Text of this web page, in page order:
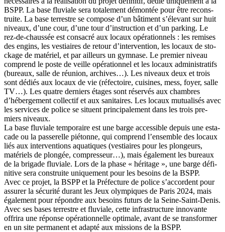
BSPP. La base flu­viale sera tota­le­ment démon­tée pour être recons­
truite. La base ter­restre se com­pose d’un bâti­ment s’élevant sur huit
niveaux, d’une cour, d’une tour d’instruction et d’un par­king. Le
rez-de-chaus­sée est consa­cré aux locaux opé­ra­tion­nels : les remises
des engins, les ves­tiaires de retour d’intervention, les locaux de sto­
ckage de maté­riel, et par ailleurs un gym­nase. Le pre­mier niveau
com­prend le poste de veille opé­ra­tion­nel et les locaux admi­nis­tra­tifs
(bureaux, salle de réunion, archives…). Les niveaux deux et trois
sont dédiés aux locaux de vie (réfec­toire, cui­sines, mess, foyer, salle
TV…). Les quatre der­niers étages sont réser­vés aux chambres
d’hébergement col­lec­tif et aux sani­taires. Les locaux mutua­li­sés avec
les ser­vices de police se situent prin­ci­pa­le­ment dans les trois pre­
miers niveaux.
La base flu­viale tem­po­raire est une barge acces­sible depuis une esta­
cade ou la pas­se­relle pié­tonne, qui com­prend l’ensemble des locaux
liés aux inter­ven­tions aqua­tiques (ves­tiaires pour les plon­geurs,
maté­riels de plon­gée, com­pres­seur…), mais éga­le­ment les bureaux
de la bri­gade flu­viale. Lors de la phase « héri­tage », une barge défi­
ni­tive sera construite uni­que­ment pour les besoins de la BSPP.
Avec ce pro­jet, la BSPP et la Pré­fec­ture de police s’accordent pour
assu­rer la sécu­ri­té durant les Jeux olym­piques de Paris 2024, mais
éga­le­ment pour répondre aux besoins futurs de la Seine-Saint-Denis.
Avec ses bases ter­restre et flu­viale, cette infra­struc­ture inno­vante
offri­ra une réponse opé­ra­tion­nelle opti­male, avant de se trans­for­mer
en un site per­ma­nent et adap­té aux mis­sions de la BSPP.